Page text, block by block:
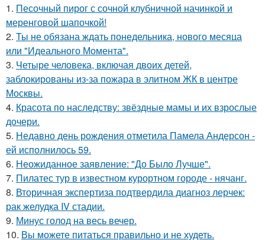
1. Песочный пирог с сочной клубничной начинкой и
меренговой шапочкой!
2. Ты не обязана ждать понедельника, нового месяца
или "Идеального Момента".
3. Четыре человека, включая двоих детей,
заблокированы из-за пожара в элитном ЖК в центре
Москвы.
4. Красота по наследству: звёздные мамы и их взрослые
дочери.
5. Недавно день рождения отметила Памела Андерсон -
ей исполнилось 59.
6. Неожиданное заявление: "До Было Лучше".
7. Пилатес тур в известном курортном городе - нячанг.
8. Вторичная экспертиза подтвердила диагноз лерчек:
рак желудка IV стадии.
9. Минус голод на весь вечер.
10. Вы можете питаться правильно и не худеть.